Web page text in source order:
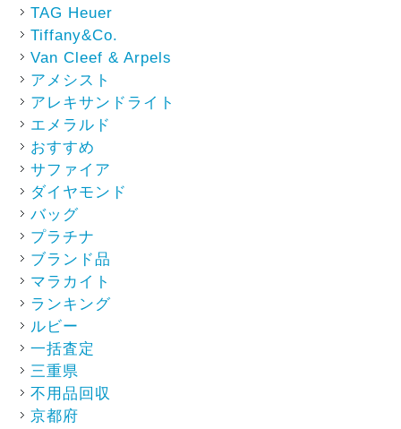
TAG Heuer
Tiffany&Co.
Van Cleef & Arpels
アメシスト
アレキサンドライト
エメラルド
おすすめ
サファイア
ダイヤモンド
バッグ
プラチナ
ブランド品
マラカイト
ランキング
ルビー
一括査定
三重県
不用品回収
京都府